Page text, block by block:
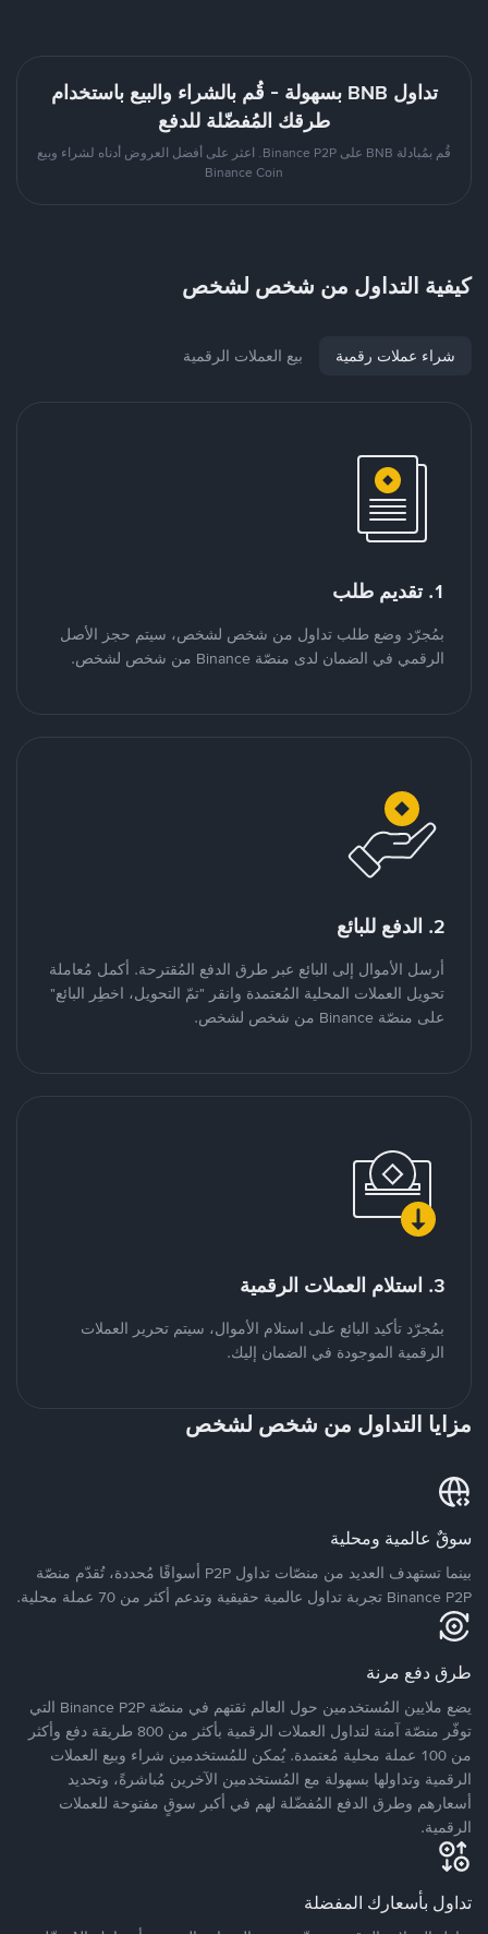
تداول BNB بسهولة - قُم بالشراء والبيع باستخدام
طرقك المُفضّلة للدفع
قُم بمُبادلة BNB على Binance P2P. اعثر على أفضل العروض أدناه لشراء وبيع
Binance Coin
كيفية التداول من شخص لشخص
شراء عملات رقمية بيع العملات الرقمية
1. تقديم طلب
بمُجرّد وضع طلب تداول من شخص لشخص، سيتم حجز الأصل
الرقمي في الضمان لدى منصّة Binance من شخص لشخص.
2. الدفع للبائع
أرسل الأموال إلى البائع عبر طرق الدفع المُقترحة. أكمل مُعاملة
تحويل العملات المحلية المُعتمدة وانقر "تمّ التحويل، اخطِر البائع"
على منصّة Binance من شخص لشخص.
3. استلام العملات الرقمية
بمُجرّد تأكيد البائع على استلام الأموال، سيتم تحرير العملات
الرقمية الموجودة في الضمان إليك.
مزايا التداول من شخص لشخص
سوقٌ عالمية ومحلية
بينما تستهدف العديد من منصّات تداول P2P أسواقًا مُحددة، تُقدّم منصّة
Binance P2P تجربة تداول عالمية حقيقية وتدعم أكثر من 70 عملة محلية.
طرق دفع مرنة
يضع ملايين المُستخدمين حول العالم ثقتهم في منصّة Binance P2P التي
توفّر منصّة آمنة لتداول العملات الرقمية بأكثر من 800 طريقة دفع وأكثر
من 100 عملة محلية مُعتمدة. يُمكن للمُستخدمين شراء وبيع العملات
الرقمية وتداولها بسهولة مع المُستخدمين الآخرين مُباشرةً، وتحديد
أسعارهم وطرق الدفع المُفضّلة لهم في أكبر سوقٍ مفتوحة للعملات
الرقمية.
تداول بأسعارك المفضلة